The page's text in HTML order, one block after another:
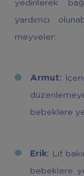
yedirilerek
yardımcı
meyveler:
Armut:
bebeklere
Erik: Lif
bebeklere